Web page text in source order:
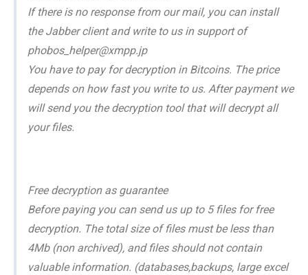
If there is no response from our mail, you can install
the Jabber client and write to us in support of
phobos_helper@xmpp.jp
You have to pay for decryption in Bitcoins. The price
depends on how fast you write to us. After payment we
will send you the decryption tool that will decrypt all
your files.
Free decryption as guarantee
Before paying you can send us up to 5 files for free
decryption. The total size of files must be less than
4Mb (non archived), and files should not contain
valuable information. (databases,backups, large excel